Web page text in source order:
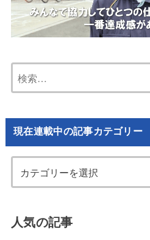
索:
現在連載中の記事カテゴリー
人気の記事